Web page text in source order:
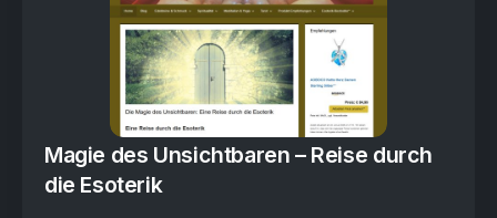
Magie des Unsichtbaren – Reise durch
die Esoterik